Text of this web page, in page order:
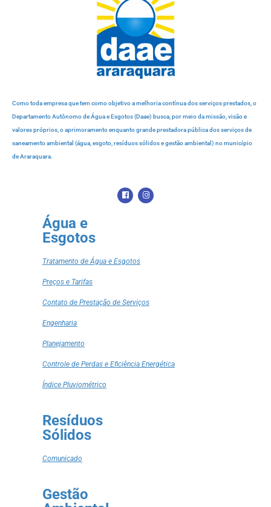
Como toda empresa que tem como objetivo a melhoria contínua dos serviços prestados, o
Departamento Autônomo de Água e Esgotos (Daae) busca, por meio da missão, visão e
valores próprios, o aprimoramento enquanto grande prestadora pública dos serviços de
saneamento ambiental (água, esgoto, resíduos sólidos e gestão ambiental) no município
de Araraquara.
Água e
Esgotos
Tratamento de Água e Esgotos
Preços e Tarifas
Contato de Prestação de Serviços
Engenharia
Planejamento
Controle de Perdas e Eficiência Energética
Índice Pluviométrico
Resíduos
Sólidos
Comunicado
Gestão